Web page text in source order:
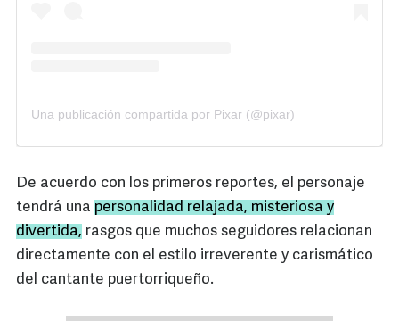
Una publicación compartida por Pixar (@pixar)
De acuerdo con los primeros reportes, el personaje
tendrá una personalidad relajada, misteriosa y
divertida, rasgos que muchos seguidores relacionan
directamente con el estilo irreverente y carismático
del cantante puertorriqueño.